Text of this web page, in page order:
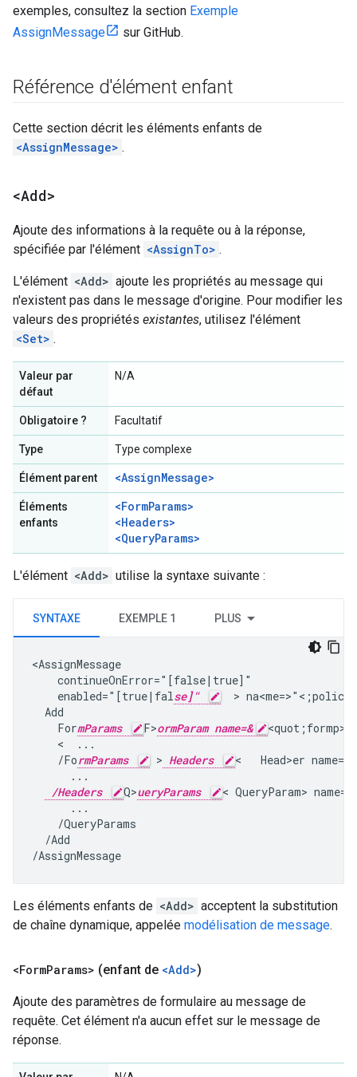
exemples, consultez la section Exemple
AssignMessage
sur GitHub.
Référence d'élément enfant
Cette section décrit les éléments enfants de
<AssignMessage> .
<Add>
Ajoute des informations à la requête ou à la réponse,
spécifiée par l'élément <AssignTo> .
L'élément <Add> ajoute les propriétés au message qui
n'existent pas dans le message d'origine. Pour modifier les
valeurs des propriétés existantes, utilisez l'élément
<Set> .
Valeur par
défaut
N/A
Obligatoire ? Facultatif
Type Type complexe
Élément parent <AssignMessage>
Éléments
enfants
<FormParams>
<Headers>
<QueryParams>
L'élément <Add> utilise la syntaxe suivante :
SYNTAXE EXEMPLE 1 PLUS
<AssignMessage
    continueOnError="[false|true]"
    enabled="[true|fal
se]"
>
  Add
    For
mParams F>ormParam name=&
    <  ...
    /Fo
rmParams > Headers
<   Head>er
      ...
/Headers
Q>ueryParams
< QueryParam>
      ...
    /QueryParams
  /Add
/AssignMessage
Les éléments enfants de <Add> acceptent la substitution
de chaîne dynamique, appelée modélisation de message.
<FormParams> (enfant de <Add>)
Ajoute des paramètres de formulaire au message de
requête. Cet élément n'a aucun effet sur le message de
réponse.